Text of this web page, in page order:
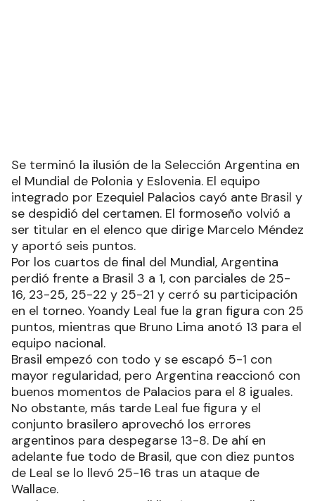
Se terminó la ilusión de la Selección Argentina en
el Mundial de Polonia y Eslovenia. El equipo
integrado por Ezequiel Palacios cayó ante Brasil y
se despidió del certamen. El formoseño volvió a
ser titular en el elenco que dirige Marcelo Méndez
y aportó seis puntos.
Por los cuartos de final del Mundial, Argentina
perdió frente a Brasil 3 a 1, con parciales de 25-
16, 23-25, 25-22 y 25-21 y cerró su participación
en el torneo. Yoandy Leal fue la gran figura con 25
puntos, mientras que Bruno Lima anotó 13 para el
equipo nacional.
Brasil empezó con todo y se escapó 5-1 con
mayor regularidad, pero Argentina reaccionó con
buenos momentos de Palacios para el 8 iguales.
No obstante, más tarde Leal fue figura y el
conjunto brasilero aprovechó los errores
argentinos para despegarse 13-8. De ahí en
adelante fue todo de Brasil, que con diez puntos